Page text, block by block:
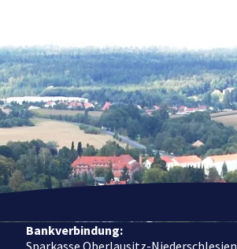
Bankverbindung:
Sparkasse Oberlausitz-Niederschlesien